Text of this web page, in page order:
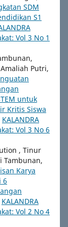
SDM
S1
Vol 3 No 1
Putri,
untuk
Kritis Siswa
KALANDRA
Vol 3 No 6
, Tinur
Tambunan,
Karya
6
KALANDRA
Vol 2 No 4